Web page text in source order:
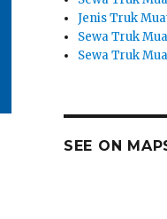
Jenis Truk
Sewa Truk
Sewa Truk
SEE ON